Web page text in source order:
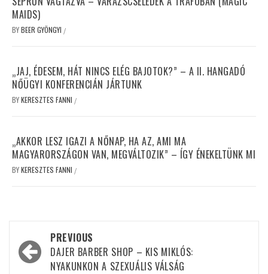
MAIDS)
BYBEER GYÖNGYI /
„JAJ, ÉDESEM, HÁT NINCS ELÉG BAJOTOK?” – A II. HANGADÓ
NŐÜGYI KONFERENCIÁN JÁRTUNK
BYKERESZTES FANNI /
„AKKOR LESZ IGAZI A NŐNAP, HA AZ, AMI MA
MAGYARORSZÁGON VAN, MEGVÁLTOZIK” – ÍGY ÉNEKELTÜNK MI
BYKERESZTES FANNI /
Post
navigation
PREVIOUS
DAJER BARBER SHOP – KIS MIKLÓS:
NYAKUNKON A SZEXUÁLIS VÁLSÁG